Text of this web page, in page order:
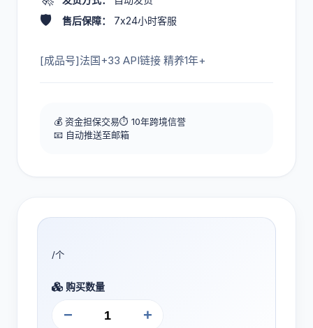
🛡️ 售后保障： 7x24小时客服
[成品号]法国+33 API链接 精养1年+
💰 资金担保交易⏱️ 10年跨境信誉
📧 自动推送至邮箱
/个
购买数量
− +